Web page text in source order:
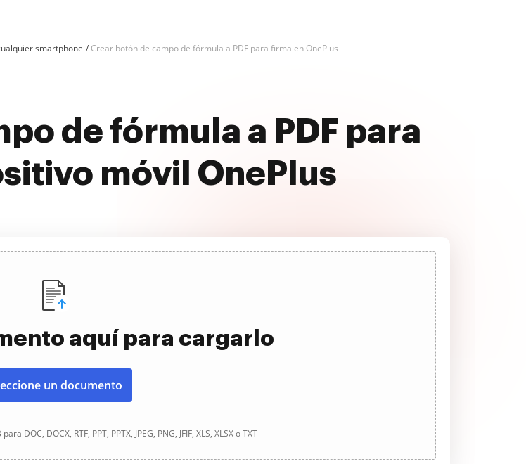
smartphone Crear botón de campo de fórmula a PDF para firma en OnePlus
de fórmula a PDF para
móvil OnePlus
aquí para cargarlo
un documento
DOC, DOCX, RTF, PPT, PPTX, JPEG, PNG, JFIF, XLS, XLSX o TXT